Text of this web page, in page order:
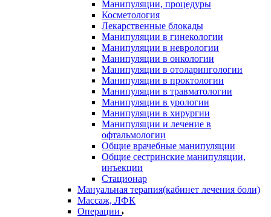
Манипуляции, процедуры
Косметология
Лекарственные блокады
Манипуляции в гинекологии
Манипуляции в неврологии
Манипуляции в онкологии
Манипуляции в отоларингологии
Манипуляции в проктологии
Манипуляции в травматологии
Манипуляции в урологии
Манипуляции в хирургии
Манипуляции и лечение в
офтальмологии
Общие врачебные манипуляции
Общие сестринские манипуляции,
инъекции
Стационар
Мануальная терапия(кабинет лечения боли)
Массаж, ЛФК
Операции